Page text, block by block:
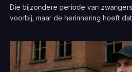
Die bijzondere periode van
voorbij, maar de herinnering hoeft